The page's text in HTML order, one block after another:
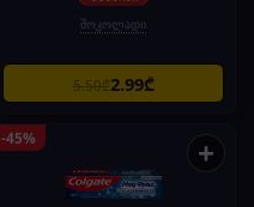
შოკოლადი
5.50₾2.99₾
-45% +